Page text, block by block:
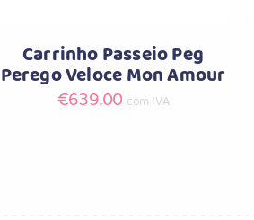
Carrinho Passeio Peg
Perego Veloce Mon Amour
€639.00 com IVA